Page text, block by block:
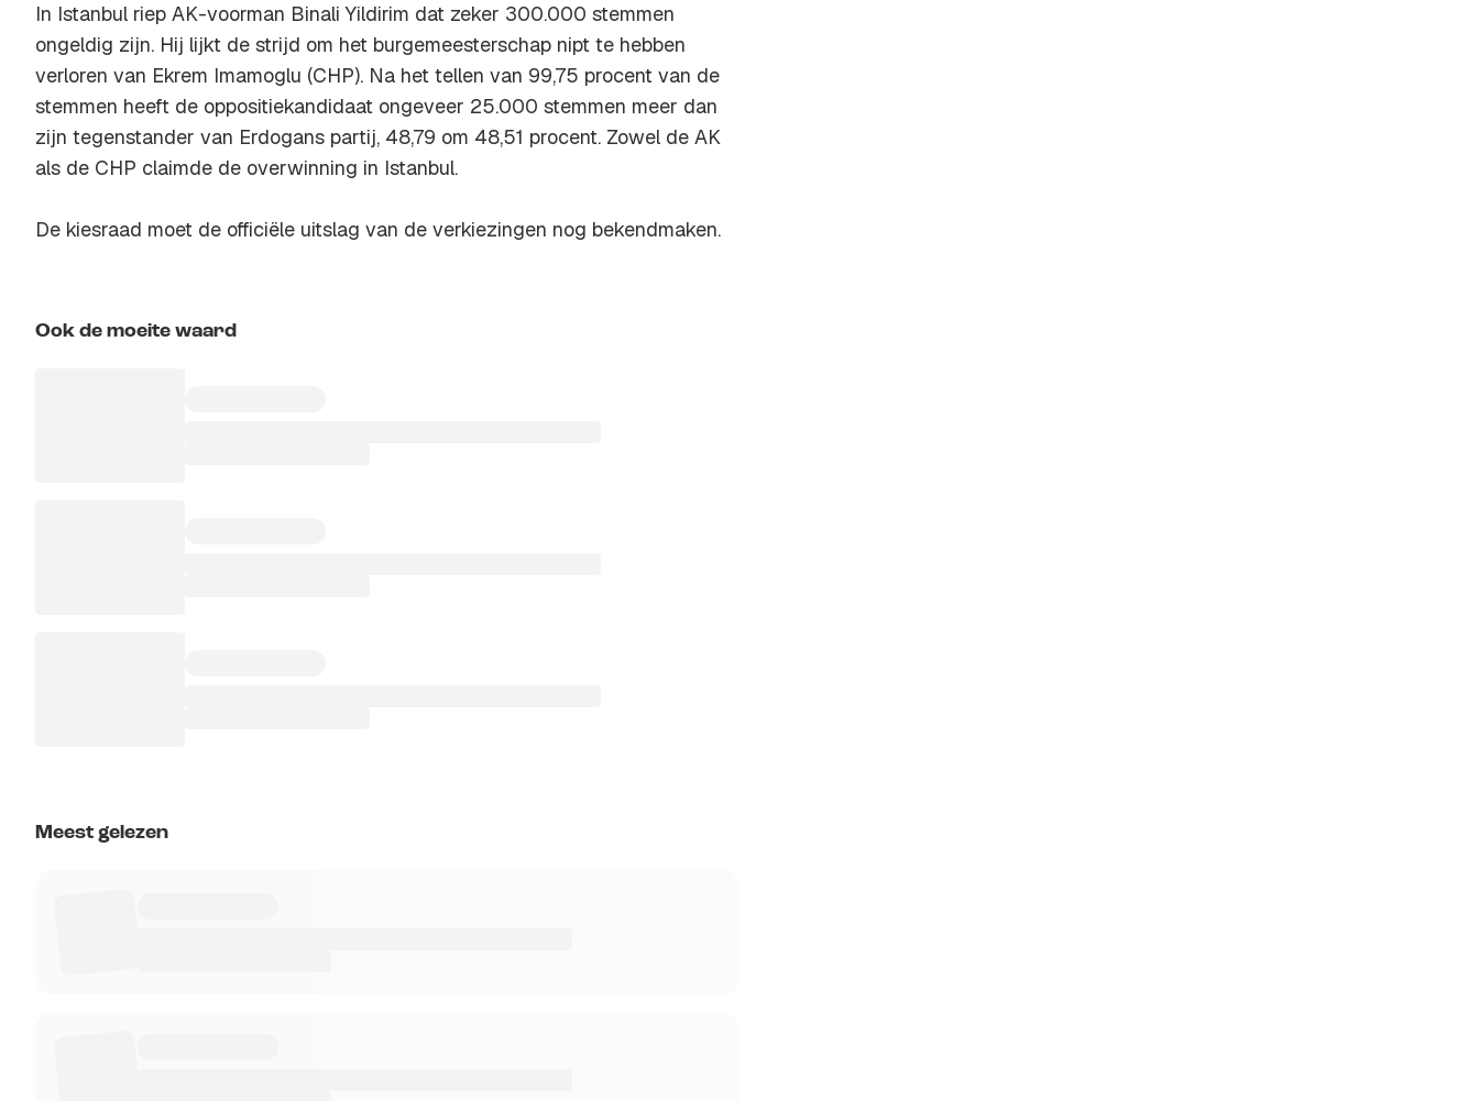
In Istanbul riep AK-voorman Binali Yildirim dat zeker 300.000 stemmen
ongeldig zijn. Hij lijkt de strijd om het burgemeesterschap nipt te hebben
verloren van Ekrem Imamoglu (CHP). Na het tellen van 99,75 procent van de
stemmen heeft de oppositiekandidaat ongeveer 25.000 stemmen meer dan
zijn tegenstander van Erdogans partij, 48,79 om 48,51 procent. Zowel de AK
als de CHP claimde de overwinning in Istanbul.
De kiesraad moet de officiële uitslag van de verkiezingen nog bekendmaken.
Ook de moeite waard
Meest gelezen